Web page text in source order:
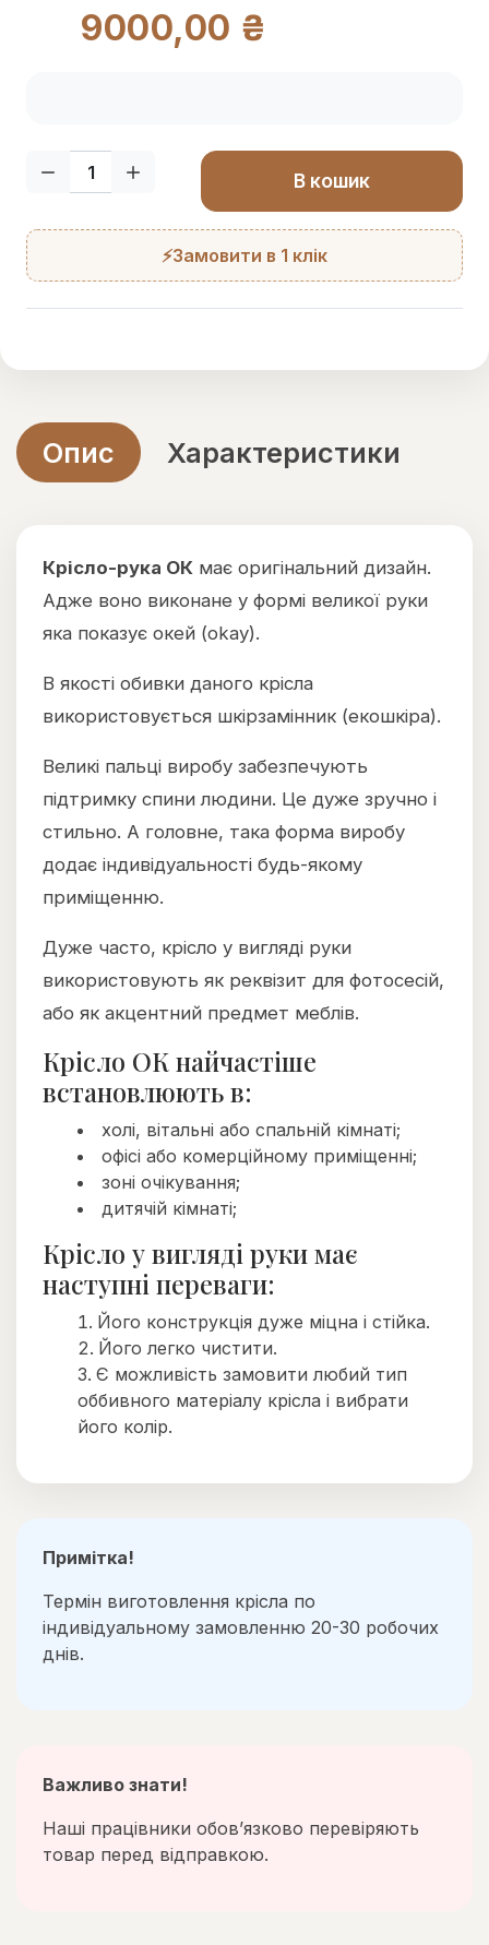
9000,00 ₴
Кількість:
В кошик
⚡Замовити в 1 клік
Опис Характеристики
Крісло-рука ОК має оригінальний дизайн.
Адже воно виконане у формі великої руки
яка показує окей (okay).
В якості обивки даного крісла
використовується шкірзамінник (екошкіра).
Великі пальці виробу забезпечують
підтримку спини людини. Це дуже зручно і
стильно. А головне, така форма виробу
додає індивідуальності будь-якому
приміщенню.
Дуже часто, крісло у вигляді руки
використовують як реквізит для фотосесій,
або як акцентний предмет меблів.
Крісло ОК найчастіше
встановлюють в:
холі, вітальні або спальній кімнаті;
офісі або комерційному приміщенні;
зоні очікування;
дитячій кімнаті;
Крісло у вигляді руки має
наступні переваги:
Його конструкція дуже міцна і стійка.
Його легко чистити.
Є можливість замовити любий тип
оббивного матеріалу крісла і вибрати
його колір.
Примітка!
Термін виготовлення крісла по
індивідуальному замовленню 20-30 робочих
днів.
Важливо знати!
Наші працівники обов’язково перевіряють
товар перед відправкою.